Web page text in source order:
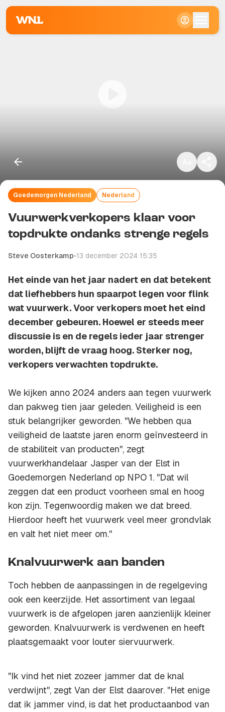
Goedemorgen Nederland Nederland
Vuurwerkverkopers klaar voor
topdrukte ondanks strenge regels
Steve Oosterkamp•13 december 2024 15:35
Het einde van het jaar nadert en dat betekent
dat liefhebbers hun spaarpot legen voor flink
wat vuurwerk. Voor verkopers moet het eind
december gebeuren. Hoewel er steeds meer
discussie is en de regels ieder jaar strenger
worden, blijft de vraag hoog. Sterker nog,
verkopers verwachten topdrukte.
We kijken anno 2024 anders aan tegen vuurwerk
dan pakweg tien jaar geleden. Veiligheid is een
stuk belangrijker geworden. ''We hebben qua
veiligheid de laatste jaren enorm geïnvesteerd in
de stabiliteit van producten'', zegt
vuurwerkhandelaar Jasper van der Elst in
Goedemorgen Nederland op NPO 1. ''Dat wil
zeggen dat een product voorheen smal en hoog
kon zijn. Tegenwoordig maken we dat breed.
Hierdoor heeft het vuurwerk veel meer grondvlak
en valt het niet meer om.''
Knalvuurwerk aan banden
Toch hebben de aanpassingen in de regelgeving
ook een keerzijde. Het assortiment van legaal
vuurwerk is de afgelopen jaren aanzienlijk kleiner
geworden. Knalvuurwerk is verdwenen en heeft
plaatsgemaakt voor louter siervuurwerk.
''Ik vind het niet zozeer jammer dat de knal
verdwijnt'', zegt Van der Elst daarover. ''Het enige
dat ik jammer vind, is dat het productaanbod van